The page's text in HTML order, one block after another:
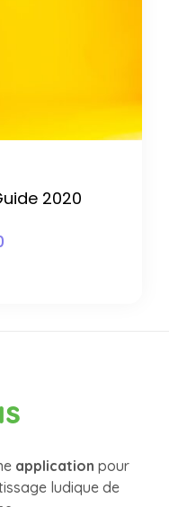
2020
application pour
ludique de